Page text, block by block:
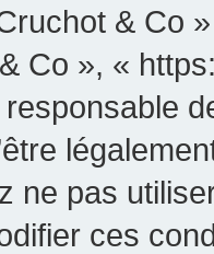
& Co
Co », «
responsable
ne pas
ces